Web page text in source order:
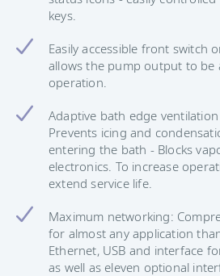
keys.
Easily accessible front switch
allows the pump output to be
operation.
Adaptive bath edge
Prevents icing and
entering the bath - Blocks
electronics. To increase
extend service life.
Maximum networking:
for almost any application
Ethernet, USB and interface
as well as eleven optional